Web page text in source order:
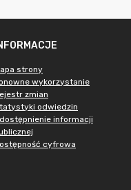
strony
wykorzystanie
zmian
odwiedzin
informacji
cyfrowa